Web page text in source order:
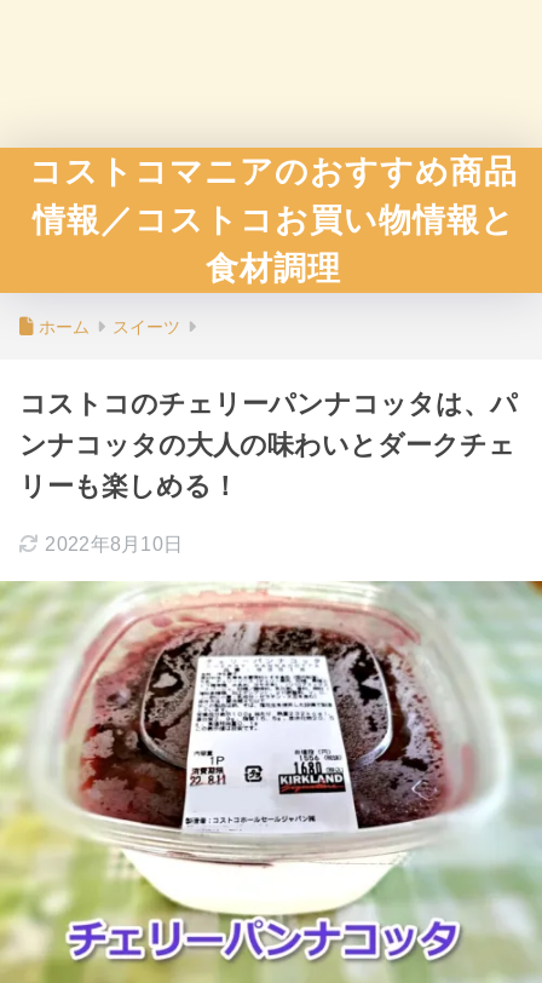
コストコマニアのおすすめ商品
情報／コストコお買い物情報と
食材調理
ホーム スイーツ
コストコのチェリーパンナコッタは、パ
ンナコッタの大人の味わいとダークチェ
リーも楽しめる！
2022年8月10日